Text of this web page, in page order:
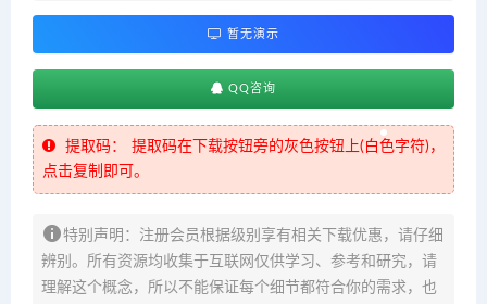
暂无演示
QQ咨询
提取码：
提取码在下载按钮旁的灰色按钮上(白色字符)，
点击复制即可。
特别声明：注册会员根据级别享有相关下载优惠，请仔细
辨别。所有资源均收集于互联网仅供学习、参考和研究，请
理解这个概念，所以不能保证每个细节都符合你的需求，也